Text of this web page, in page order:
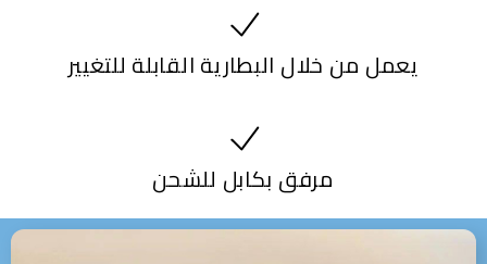
يعمل من خلال البطارية القابلة للتغيير
مرفق بكابل للشحن